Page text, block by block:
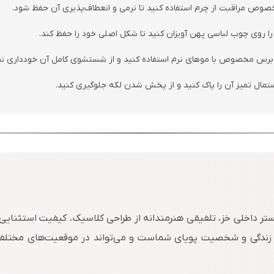
مراقبت از چرم استفاده کنید تا نرمی و انعطاف‌پذیری آن حفظ شود.
روی چوب لباسی پهن آویزان کنید تا شکل اصلی خود را حفظ کند.
برس مخصوص با موهای نرم استفاده کنید و از شستشوی کامل آن خودداری
تمیز آن را پاک کنید و از پخش شدن لکه جلوگیری کنید.
داخلی خز، تلفیقی هنرمندانه از طراحی کلاسیک، کیفیت
و شخصیت پویای شماست و می‌تواند در موقعیت‌های مختلف،